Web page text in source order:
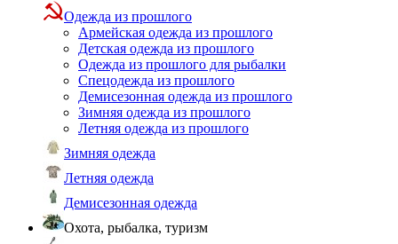
Одежда из прошлого
Армейская одежда из прошлого
Детская одежда из прошлого
Одежда из прошлого для рыбалки
Спецодежда из прошлого
Демисезонная одежда из прошлого
Зимняя одежда из прошлого
Летняя одежда из прошлого
Зимняя одежда
Летняя одежда
Демисезонная одежда
Охота, рыбалка, туризм